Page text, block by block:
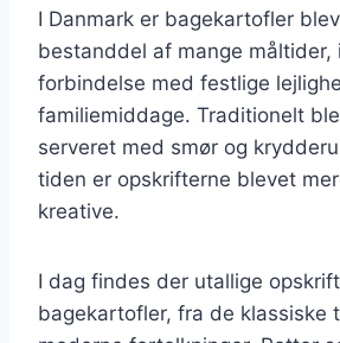
I Danmark er bagekartofler
bestanddel af mange
forbindelse med festlige
familiemiddage. Traditionelt
serveret med smør og
tiden er opskrifterne blevet
kreative.
I dag findes der utallige
bagekartofler, fra de klassiske